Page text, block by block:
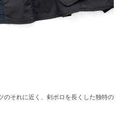
のそれに近く、剣ボロを長くした独特の